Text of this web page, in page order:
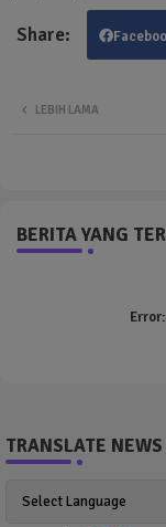
LEBIH LAMA
BERITA YANG
Error:
TRANSLATE NEWS